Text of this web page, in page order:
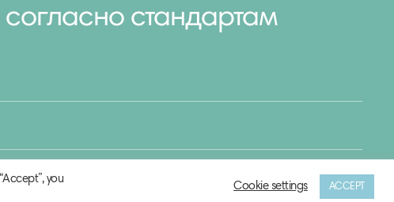
согласно стандартам
you
Cookie settings ACCEPT